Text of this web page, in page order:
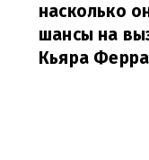
насколько
шансы на
Кьяра